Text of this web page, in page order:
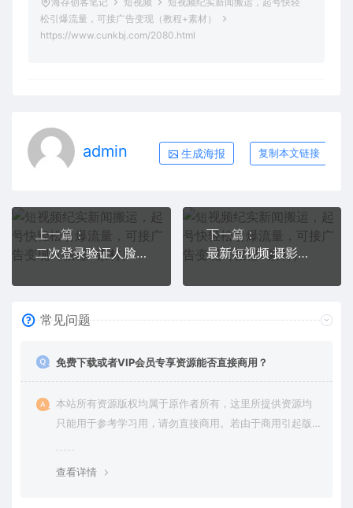
松引爆流量，可接广告变现（教程+素材）
https://www.cunkbj.com/2080.html
admin 生成海报 复制本文链接
上一篇：
二次登录验证人脸核对，2月更新技术
下一篇：
最新短视频·摄影课程，从0到1现场实战演示视频创作的全过程
常见问题
免费下载或者VIP会员专享资源能否直接商用？
本站所有资源版权均属于原作者所有，这里所提供资源均
只能用于参考学习用，请勿直接商用。若由于商用引起版
查看详情